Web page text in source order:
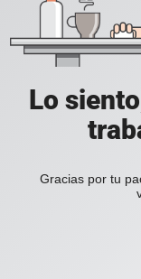
Lo
Gracias por tu